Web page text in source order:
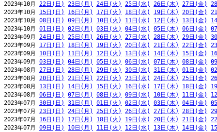
2023年10月 22日(日) 23日(月) 24日(火) 25日(水) 26日(木) 27日(金)
2023年10月 15日(日) 16日(月) 17日(火) 18日(水) 19日(木) 20日(金)
2023年10月 08日(日) 09日(月) 10日(火) 11日(水) 12日(木) 13日(金)
2023年10月 01日(日) 02日(月) 03日(火) 04日(水) 05日(木) 06日(金)
2023年09月 24日(日) 25日(月) 26日(火) 27日(水) 28日(木) 29日(金)
2023年09月 17日(日) 18日(月) 19日(火) 20日(水) 21日(木) 22日(金)
2023年09月 10日(日) 11日(月) 12日(火) 13日(水) 14日(木) 15日(金)
2023年09月 03日(日) 04日(月) 05日(火) 06日(水) 07日(木) 08日(金)
2023年08月 27日(日) 28日(月) 29日(火) 30日(水) 31日(木) 01日(金)
2023年08月 20日(日) 21日(月) 22日(火) 23日(水) 24日(木) 25日(金)
2023年08月 13日(日) 14日(月) 15日(火) 16日(水) 17日(木) 18日(金)
2023年08月 06日(日) 07日(月) 08日(火) 09日(水) 10日(木) 11日(金)
2023年07月 30日(日) 31日(月) 01日(火) 02日(水) 03日(木) 04日(金)
2023年07月 23日(日) 24日(月) 25日(火) 26日(水) 27日(木) 28日(金)
2023年07月 16日(日) 17日(月) 18日(火) 19日(水) 20日(木) 21日(金)
2023年07月 09日(日) 10日(月) 11日(火) 12日(水) 13日(木) 14日(金)